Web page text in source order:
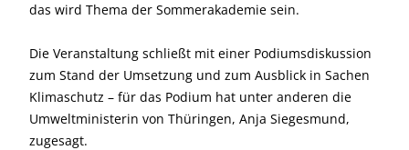
das wird Thema der Sommerakademie sein.
Die Veranstaltung schließt mit einer Podiumsdiskussion
zum Stand der Umsetzung und zum Ausblick in Sachen
Klimaschutz – für das Podium hat unter anderen die
Umwelt­ministerin von Thüringen, Anja Siegesmund,
zugesagt.